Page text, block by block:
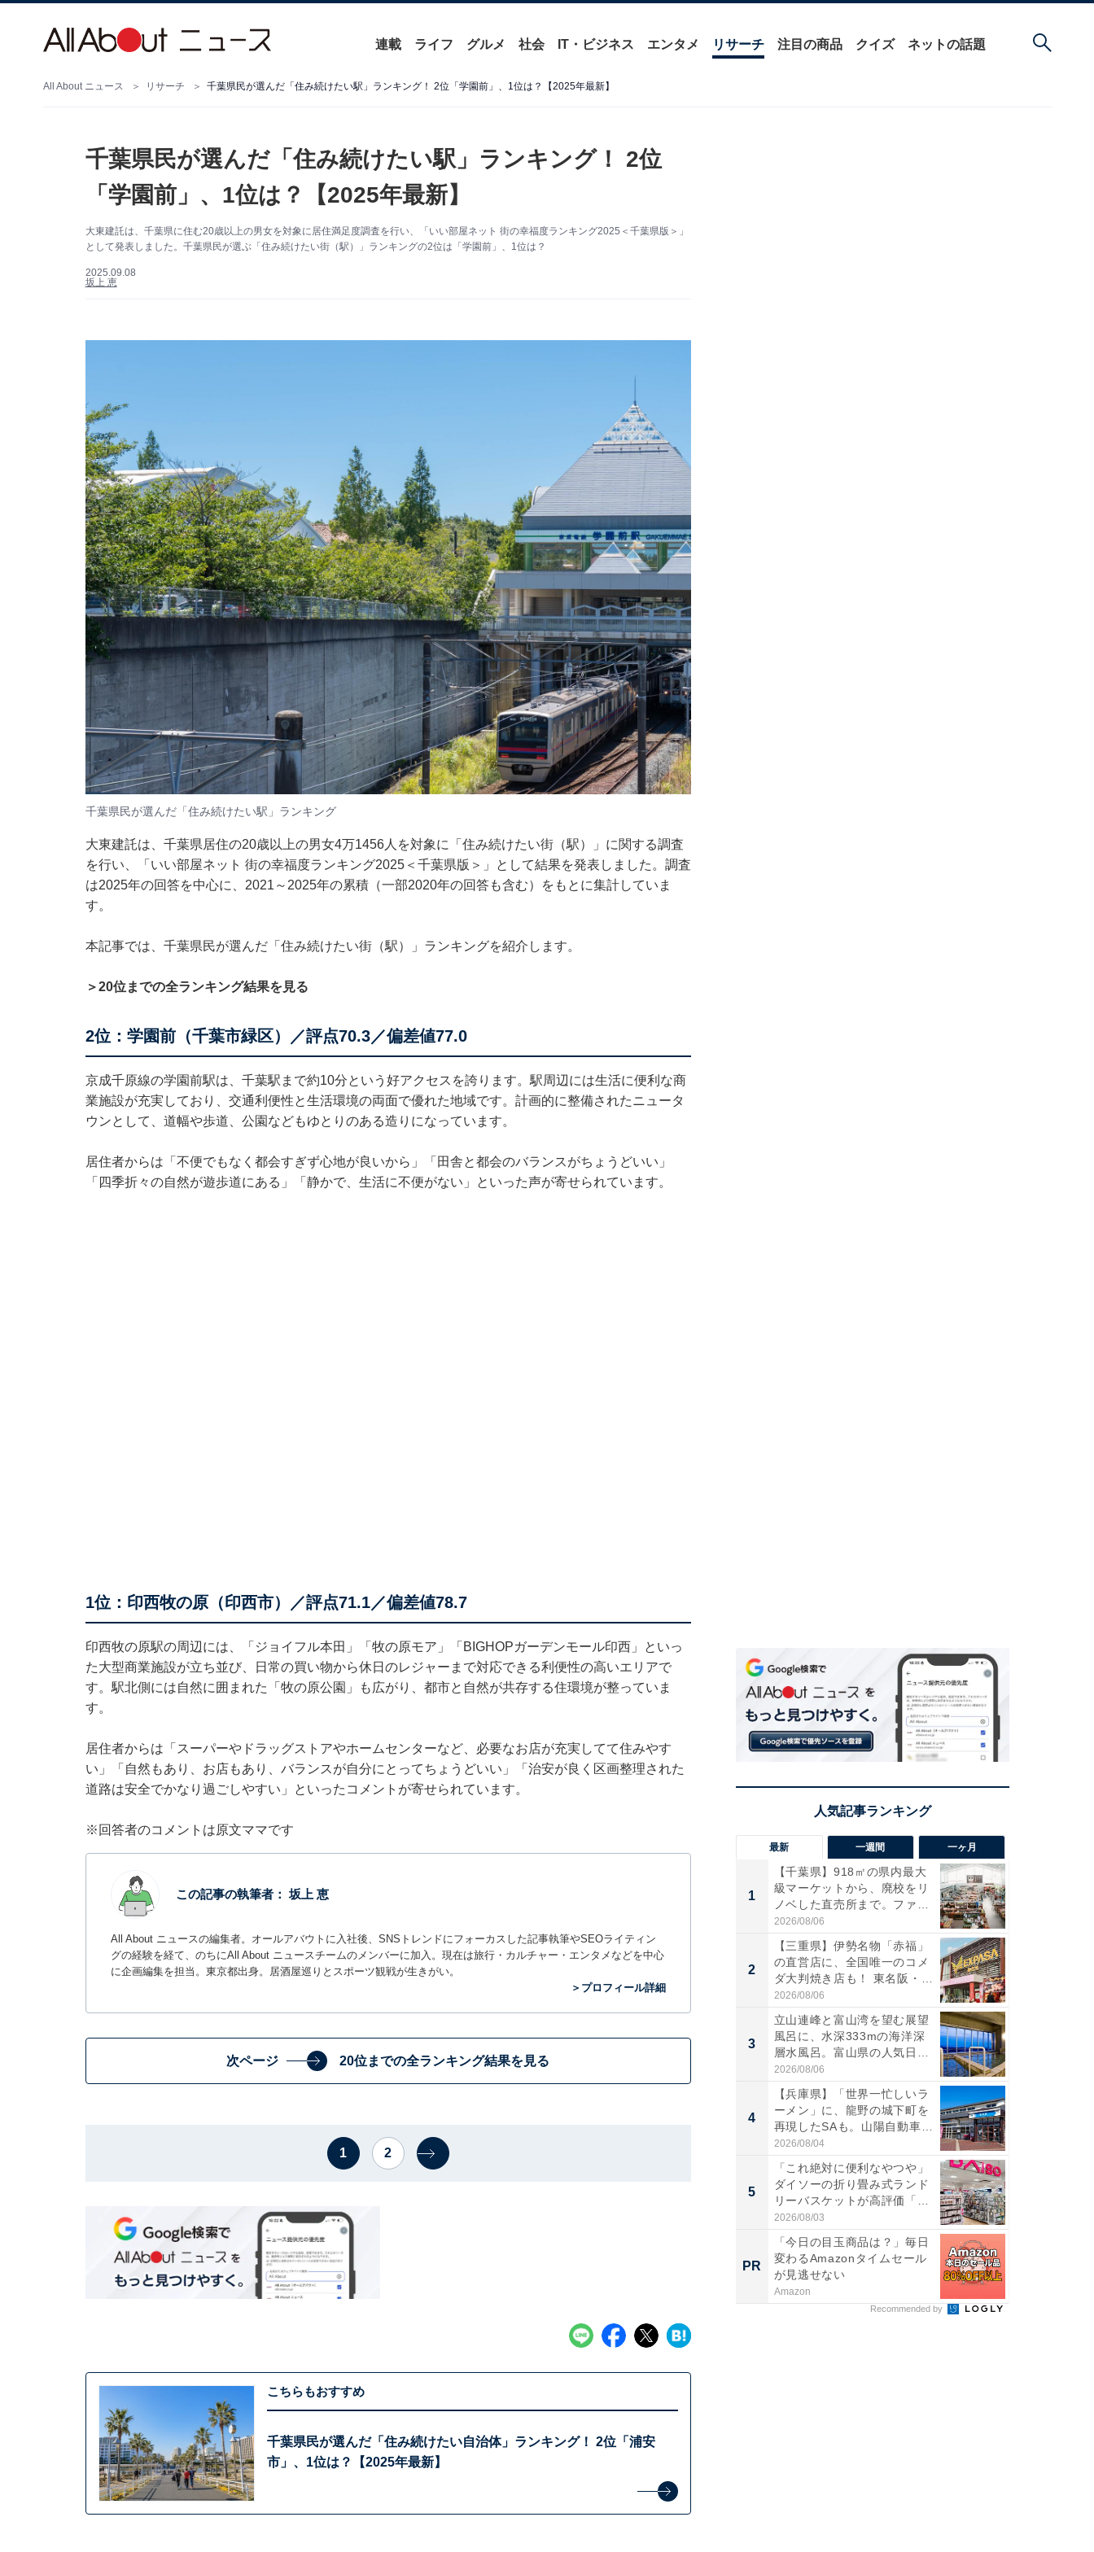
連載 ライフ グルメ 社会 IT・ビジネス エンタメ リサーチ 注目の商品 クイズ ネットの話題
All About ニュース リサーチ 千葉県民が選んだ「住み続けたい駅」ランキング！ 2位「学園前」、1位は？【2025年最新】
千葉県民が選んだ「住み続けたい駅」ランキング！ 2位
「学園前」、1位は？【2025年最新】
大東建託は、千葉県に住む20歳以上の男女を対象に居住満足度調査を行い、「いい部屋ネット 街の幸福度ランキング2025＜千葉県版＞」
として発表しました。千葉県民が選ぶ「住み続けたい街（駅）」ランキングの2位は「学園前」、1位は？
2025.09.08
坂上 恵
千葉県民が選んだ「住み続けたい駅」ランキング
大東建託は、千葉県居住の20歳以上の男女4万1456人を対象に「住み続けたい街（駅）」に関する調査
を行い、「いい部屋ネット 街の幸福度ランキング2025＜千葉県版＞」として結果を発表しました。調査
は2025年の回答を中心に、2021～2025年の累積（一部2020年の回答も含む）をもとに集計していま
す。
本記事では、千葉県民が選んだ「住み続けたい街（駅）」ランキングを紹介します。
＞20位までの全ランキング結果を見る
2位：学園前（千葉市緑区）／評点70.3／偏差値77.0
京成千原線の学園前駅は、千葉駅まで約10分という好アクセスを誇ります。駅周辺には生活に便利な商
業施設が充実しており、交通利便性と生活環境の両面で優れた地域です。計画的に整備されたニュータ
ウンとして、道幅や歩道、公園などもゆとりのある造りになっています。
居住者からは「不便でもなく都会すぎず心地が良いから」「田舎と都会のバランスがちょうどいい」
「四季折々の自然が遊歩道にある」「静かで、生活に不便がない」といった声が寄せられています。
1位：印西牧の原（印西市）／評点71.1／偏差値78.7
印西牧の原駅の周辺には、「ジョイフル本田」「牧の原モア」「BIGHOPガーデンモール印西」といっ
た大型商業施設が立ち並び、日常の買い物から休日のレジャーまで対応できる利便性の高いエリアで
す。駅北側には自然に囲まれた「牧の原公園」も広がり、都市と自然が共存する住環境が整っていま
す。
居住者からは「スーパーやドラッグストアやホームセンターなど、必要なお店が充実してて住みやす
い」「自然もあり、お店もあり、バランスが自分にとってちょうどいい」「治安が良く区画整理された
道路は安全でかなり過ごしやすい」といったコメントが寄せられています。
※回答者のコメントは原文ママです
この記事の執筆者： 坂上 恵
All About ニュースの編集者。オールアバウトに入社後、SNSトレンドにフォーカスした記事執筆やSEOライティン
グの経験を経て、のちにAll About ニュースチームのメンバーに加入。現在は旅行・カルチャー・エンタメなどを中心
に企画編集を担当。東京都出身。居酒屋巡りとスポーツ観戦が生きがい。
＞プロフィール詳細
次ページ 20位までの全ランキング結果を見る
1 2
こちらもおすすめ
千葉県民が選んだ「住み続けたい自治体」ランキング！ 2位「浦安
市」、1位は？【2025年最新】
最新 一週間 一ヶ月
1
【千葉県】918㎡の県内最大
級マーケットから、廃校をリ
ノベした直売所まで。ファ
ー...
2026/08/06
2
【三重県】伊勢名物「赤福」
の直営店に、全国唯一のコメ
ダ大判焼き店も！ 東名阪・
伊...
2026/08/06
3
立山連峰と富山湾を望む展望
風呂に、水深333mの海洋深
層水風呂。富山県の人気日
帰...
2026/08/06
4
【兵庫県】「世界一忙しいラ
ーメン」に、龍野の城下町を
再現したSAも。山陽自動車
道...
2026/08/04
5
「これ絶対に便利なやつや」
ダイソーの折り畳み式ランド
リーバスケットが高評価「使
わ...
2026/08/03
PR
「今日の目玉商品は？」毎日
変わるAmazonタイムセール
が見逃せない
Amazon
Recommended by